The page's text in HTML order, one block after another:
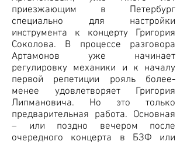
приезжающим в Петербург
специально для настройки
инструмента к концерту Григория
Соколова. В процессе разговора
Артамонов уже начинает
регулировку механики и к началу
первой репетиции рояль более-
менее удовлетворяет Григория
Липмановича. Но это только
предварительная работа. Основная
– или поздно вечером после
очередного концерта в БЗФ или